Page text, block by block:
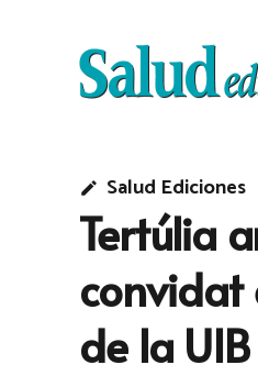
edit Salud Ediciones
Tertúlia
convidat
de la UIB